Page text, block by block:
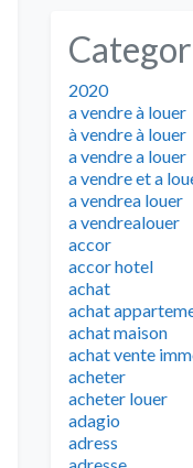
2020
a vendre à louer
à vendre à louer
a vendre a louer
a vendre et a
a vendrea louer
a vendrealouer
accor
accor hotel
achat
achat
achat maison
achat vente
acheter
acheter louer
adagio
adress